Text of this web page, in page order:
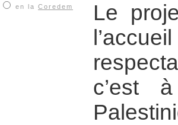
en la Coredem
Le
c’est